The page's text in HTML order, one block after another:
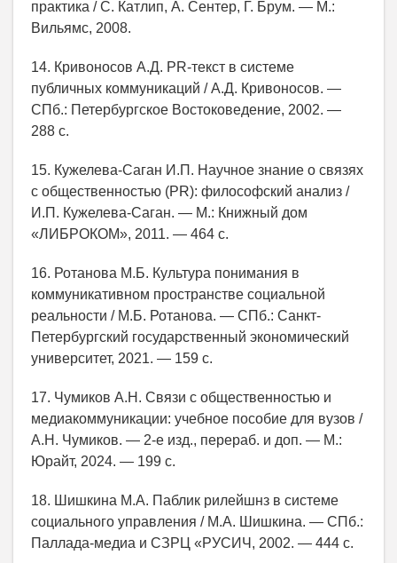
практика / С. Катлип, А. Сентер, Г. Брум. — М.:
Вильямс, 2008.
14. Кривоносов А.Д. PR-текст в системе
публичных коммуникаций / А.Д. Кривоносов. —
СПб.: Петербургское Востоковедение, 2002. —
288 с.
15. Кужелева-Саган И.П. Научное знание о связях
с общественностью (PR): философский анализ /
И.П. Кужелева-Саган. — М.: Книжный дом
«ЛИБРОКОМ», 2011. — 464 с.
16. Ротанова М.Б. Культура понимания в
коммуникативном пространстве социальной
реальности / М.Б. Ротанова. — СПб.: Санкт-
Петербургский государственный экономический
университет, 2021. — 159 с.
17. Чумиков А.Н. Связи с общественностью и
медиакоммуникации: учебное пособие для вузов /
А.Н. Чумиков. — 2-е изд., перераб. и доп. — М.:
Юрайт, 2024. — 199 с.
18. Шишкина М.А. Паблик рилейшнз в системе
социального управления / М.А. Шишкина. — СПб.:
Паллада-медиа и СЗРЦ «РУСИЧ, 2002. — 444 с.